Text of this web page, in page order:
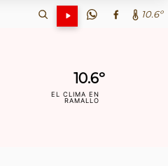
10.6º
10.6º
EL CLIMA EN
RAMALLO